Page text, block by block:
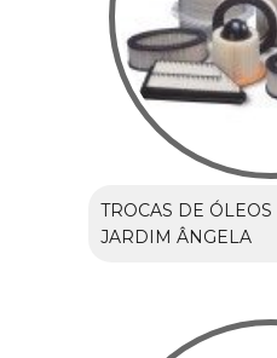
TROCAS DE
JARDIM ÂNGELA